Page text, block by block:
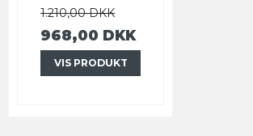
1.210,00 DKK
968,00 DKK
VIS PRODUKT